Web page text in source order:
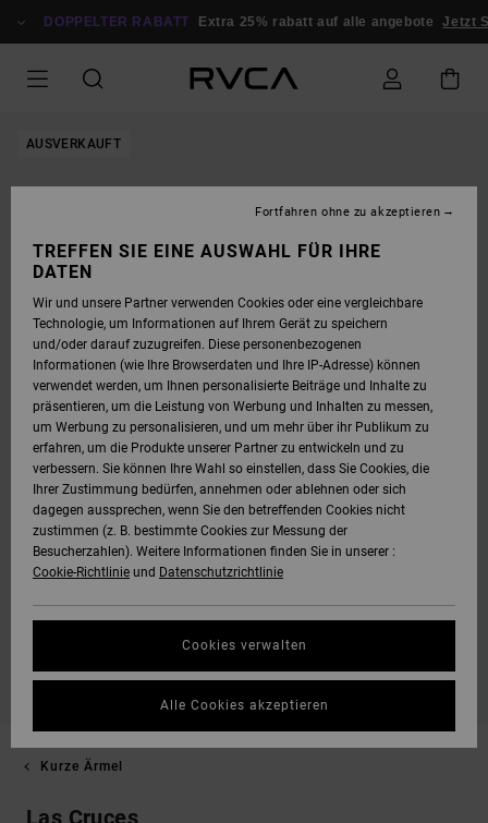
ZUR
DOPPELTER RABATT Extra 25% rabatt auf alle angebote Jetzt
AUSVERKAUFT
Kurze Ärmel
Las Cruces
TREFFEN SIE EINE AUSWAHL FÜR IHRE
DATEN
Wir und unsere Partner verwenden Cookies oder eine vergleichbare
Technologie, um Informationen auf Ihrem Gerät zu speichern
und/oder darauf zuzugreifen. Diese personenbezogenen
Informationen (wie Ihre Browserdaten und Ihre IP-Adresse) können
verwendet werden, um Ihnen personalisierte Beiträge und Inhalte zu
präsentieren, um die Leistung von Werbung und Inhalten zu messen,
um Werbung zu personalisieren, und um mehr über ihr Publikum zu
erfahren, um die Produkte unserer Partner zu entwickeln und zu
verbessern. Sie können Ihre Wahl so einstellen, dass Sie Cookies, die
Ihrer Zustimmung bedürfen, annehmen oder ablehnen oder sich
dagegen aussprechen, wenn Sie den betreffenden Cookies nicht
zustimmen (z. B. bestimmte Cookies zur Messung der
Besucherzahlen). Weitere Informationen finden Sie in unserer :
Cookie-Richtlinie und Datenschutzrichtlinie
Cookies verwalten
Fortfahren ohne zu akzeptieren
Alle Cookies akzeptieren